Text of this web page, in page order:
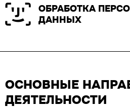
ОБРАБОТКА
ДАННЫХ
ОСНОВНЫЕ
ДЕЯТЕЛЬНОСТИ